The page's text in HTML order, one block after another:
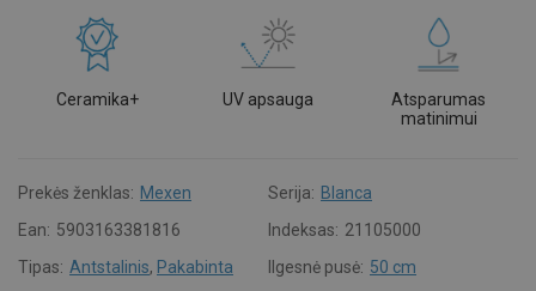
Ceramika+ UV apsauga
Atsparumas
matinimui
Prekės ženklas: Mexen Serija: Blanca
Ean: 5903163381816 Indeksas: 21105000
Tipas: Antstalinis, Pakabinta Ilgesnė pusė: 50 cm